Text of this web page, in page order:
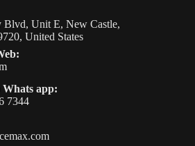
Blvd, Unit E, New Castle,
United States
Whats app:
7344